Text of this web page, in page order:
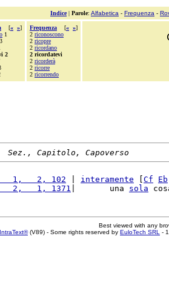
Indice| Parole: Alfabetica - Frequenza -
[« »]
1
3
2
Frequenza [« »]
2 riconoscono
2 ricopre
2 ricordano
2 ricordatevi
2 ricorderà
2 ricorre
2 ricorrendo
Sez., Capitolo, Capoverso
1,   2, 102
interamente Cf Eb
2,   1, 1371
|       una sola
Best viewed with any
IntraText®(V89) - Some rights reserved by EuloTech SRL -